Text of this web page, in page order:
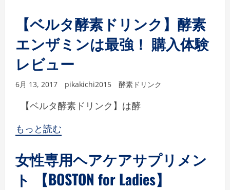
【ベルタ酵素ドリンク】酵素
エンザミンは最強！ 購入体験
レビュー
6月 13, 2017 pikakichi2015 酵素ドリンク
【ベルタ酵素ドリンク】は酵
もっと読む
女性専用ヘアケアサプリメン
ト 【BOSTON for Ladies】